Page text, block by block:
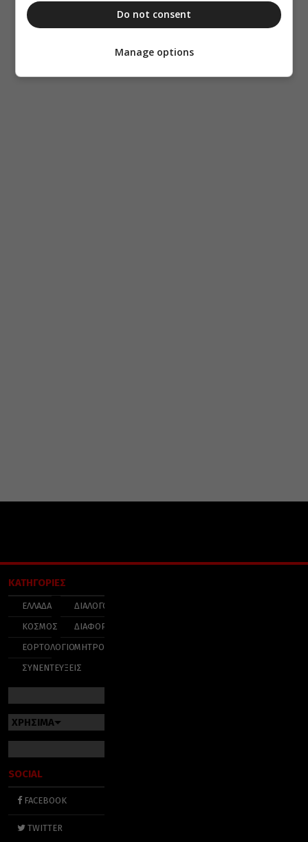
ΚΑΤΗΓΟΡΙΕΣ
ΕΛΛΑΔΑ
ΚΟΣΜΟΣ
ΕΟΡΤΟΛΟΓΙΟ
ΣΥΝΕΝΤΕΥΞΕΙΣ
ΔΙΑΛΟΓΟΣ
ΔΙΑΦΟΡΑ
ΜΗΤΡΟΠΟΛΕΙΣ
ΧΡΗΣΙΜΑ
SOCIAL
FACEBOOK
TWITTER
Do not consent
Manage options